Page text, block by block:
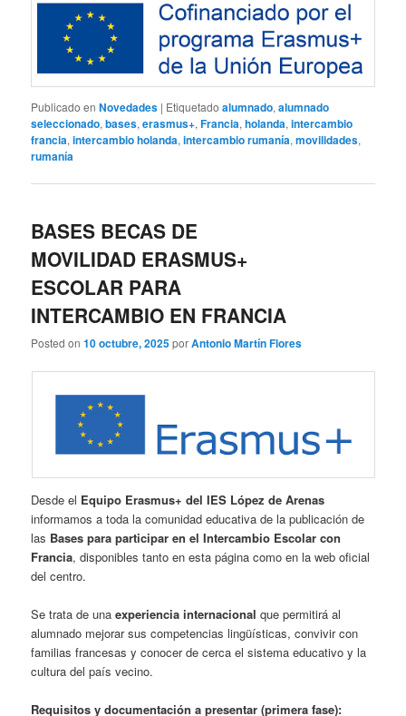
Publicado en Novedades | Etiquetado alumnado,alumnado
seleccionado,bases,erasmus+,Francia,holanda,intercambio
francia,intercambio holanda,intercambio rumanía,movilidades,
rumanía
BASES BECAS DE
MOVILIDAD ERASMUS+
ESCOLAR PARA
INTERCAMBIO EN FRANCIA
Posted on10 octubre, 2025porAntonio Martín Flores
Desde el Equipo Erasmus+ del IES López de Arenas
informamos a toda la comunidad educativa de la publicación de
las Bases para participar en el Intercambio Escolar con
Francia, disponibles tanto en esta página como en la web oficial
del centro.
Se trata de unaexperiencia internacionalque permitirá al
alumnado mejorar sus competencias lingüísticas, convivir con
familias francesas y conocer de cerca el sistema educativo y la
cultura del país vecino.
Requisitos y documentación a presentar (primera fase):